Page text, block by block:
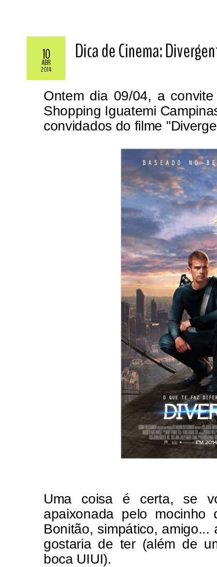
10
ABR
2014
Dica de Cinema:
Ontem dia 09/04, a
Shopping Iguatemi
convidados do filme
Uma coisa é certa, se
apaixonada pelo
Bonitão, simpático,
gostaria de ter (além de
boca UIUI).